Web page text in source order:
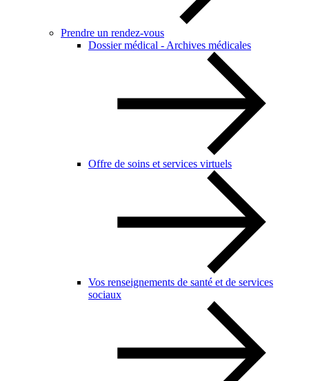
Prendre un rendez-vous
Dossier médical - Archives médicales
Offre de soins et services virtuels
Vos renseignements de santé et de services
sociaux